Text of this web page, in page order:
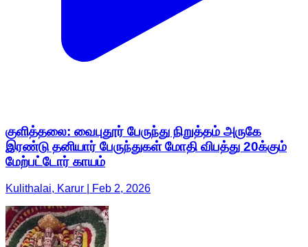
குளித்தலை: வைபுதூர் பேருந்து நிறுத்தம் அருகே
இரண்டு தனியார் பேருந்துகள் மோதி விபத்து 20க்கும்
மேற்பட்டோர் காயம்
Kulithalai, Karur | Feb 2, 2026